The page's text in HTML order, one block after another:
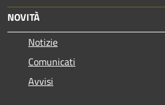
NOVITÀ
Notizie
Comunicati
Avvisi